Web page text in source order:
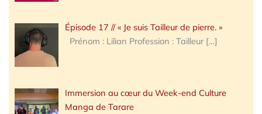
Épisode 17 // « Je suis Tailleur de pierre. »
Prénom : Lilian Profession : Tailleur […]
Immersion au cœur du Week-end Culture
Manga de Tarare